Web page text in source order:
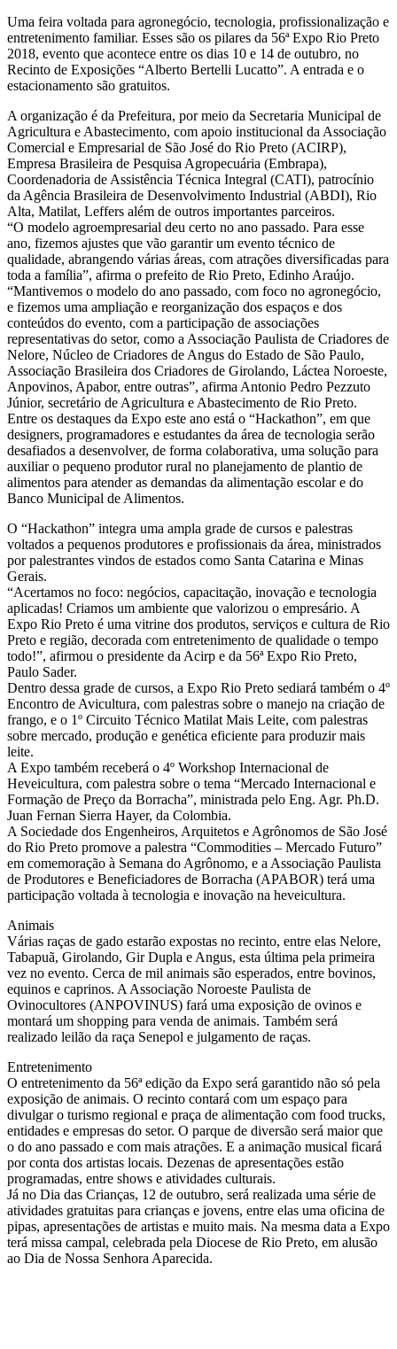
Uma feira voltada para agronegócio, tecnologia, profissionalização e
entretenimento familiar. Esses são os pilares da 56ª Expo Rio Preto
2018, evento que acontece entre os dias 10 e 14 de outubro, no
Recinto de Exposições “Alberto Bertelli Lucatto”. A entrada e o
estacionamento são gratuitos.
A organização é da Prefeitura, por meio da Secretaria Municipal de
Agricultura e Abastecimento, com apoio institucional da Associação
Comercial e Empresarial de São José do Rio Preto (ACIRP),
Empresa Brasileira de Pesquisa Agropecuária (Embrapa),
Coordenadoria de Assistência Técnica Integral (CATI), patrocínio
da Agência Brasileira de Desenvolvimento Industrial (ABDI), Rio
Alta, Matilat, Leffers além de outros importantes parceiros.
“O modelo agroempresarial deu certo no ano passado. Para esse
ano, fizemos ajustes que vão garantir um evento técnico de
qualidade, abrangendo várias áreas, com atrações diversificadas para
toda a família”, afirma o prefeito de Rio Preto, Edinho Araújo.
“Mantivemos o modelo do ano passado, com foco no agronegócio,
e fizemos uma ampliação e reorganização dos espaços e dos
conteúdos do evento, com a participação de associações
representativas do setor, como a Associação Paulista de Criadores de
Nelore, Núcleo de Criadores de Angus do Estado de São Paulo,
Associação Brasileira dos Criadores de Girolando, Láctea Noroeste,
Anpovinos, Apabor, entre outras”, afirma Antonio Pedro Pezzuto
Júnior, secretário de Agricultura e Abastecimento de Rio Preto.
Entre os destaques da Expo este ano está o “Hackathon”, em que
designers, programadores e estudantes da área de tecnologia serão
desafiados a desenvolver, de forma colaborativa, uma solução para
auxiliar o pequeno produtor rural no planejamento de plantio de
alimentos para atender as demandas da alimentação escolar e do
Banco Municipal de Alimentos.
O “Hackathon” integra uma ampla grade de cursos e palestras
voltados a pequenos produtores e profissionais da área, ministrados
por palestrantes vindos de estados como Santa Catarina e Minas
Gerais.
“Acertamos no foco: negócios, capacitação, inovação e tecnologia
aplicadas! Criamos um ambiente que valorizou o empresário. A
Expo Rio Preto é uma vitrine dos produtos, serviços e cultura de Rio
Preto e região, decorada com entretenimento de qualidade o tempo
todo!”, afirmou o presidente da Acirp e da 56ª Expo Rio Preto,
Paulo Sader.
Dentro dessa grade de cursos, a Expo Rio Preto sediará também o 4º
Encontro de Avicultura, com palestras sobre o manejo na criação de
frango, e o 1º Circuito Técnico Matilat Mais Leite, com palestras
sobre mercado, produção e genética eficiente para produzir mais
leite.
A Expo também receberá o 4º Workshop Internacional de
Heveicultura, com palestra sobre o tema “Mercado Internacional e
Formação de Preço da Borracha”, ministrada pelo Eng. Agr. Ph.D.
Juan Fernan Sierra Hayer, da Colombia.
A Sociedade dos Engenheiros, Arquitetos e Agrônomos de São José
do Rio Preto promove a palestra “Commodities – Mercado Futuro”
em comemoração à Semana do Agrônomo, e a Associação Paulista
de Produtores e Beneficiadores de Borracha (APABOR) terá uma
participação voltada à tecnologia e inovação na heveicultura.
Animais
Várias raças de gado estarão expostas no recinto, entre elas Nelore,
Tabapuã, Girolando, Gir Dupla e Angus, esta última pela primeira
vez no evento. Cerca de mil animais são esperados, entre bovinos,
equinos e caprinos. A Associação Noroeste Paulista de
Ovinocultores (ANPOVINUS) fará uma exposição de ovinos e
montará um shopping para venda de animais. Também será
realizado leilão da raça Senepol e julgamento de raças.
Entretenimento
O entretenimento da 56ª edição da Expo será garantido não só pela
exposição de animais. O recinto contará com um espaço para
divulgar o turismo regional e praça de alimentação com food trucks,
entidades e empresas do setor. O parque de diversão será maior que
o do ano passado e com mais atrações. E a animação musical ficará
por conta dos artistas locais. Dezenas de apresentações estão
programadas, entre shows e atividades culturais.
Já no Dia das Crianças, 12 de outubro, será realizada uma série de
atividades gratuitas para crianças e jovens, entre elas uma oficina de
pipas, apresentações de artistas e muito mais. Na mesma data a Expo
terá missa campal, celebrada pela Diocese de Rio Preto, em alusão
ao Dia de Nossa Senhora Aparecida.